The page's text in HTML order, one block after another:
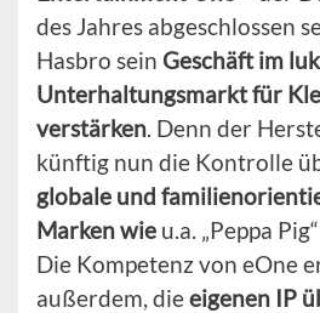
des Jahres abgeschlossen
Hasbro sein Geschäft im
Unterhaltungsmarkt für
verstärken. Denn der
künftig nun die Kontrolle
globale und
Marken wie u.a. „Peppa
Die Kompetenz von eOne
außerdem, dieeigenen IP